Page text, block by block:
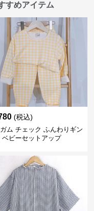
すめアイテム
(税込)
ム チェック ふんわりギン
ベビーセットアップ